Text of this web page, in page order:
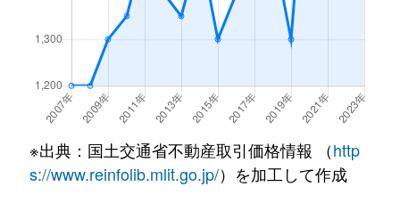
※出典：国土交通省不動産取引価格情報 （http
s://www.reinfolib.mlit.go.jp/）を加工して作成